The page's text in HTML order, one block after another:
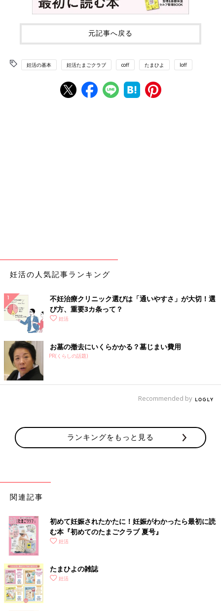
元記事へ戻る
妊活の基本 妊活たまごクラブ coff たまひよ loff
妊活の人気記事ランキング
不妊治療クリニック選びは「通いやすさ」が大切！選
び方、重要3カ条って？
妊活
お墓の撤去にいくらかかる？墓じまい費用
PR(くらしの話題)
Recommended by
ランキングをもっと見る
関連記事
初めて妊娠されたかたに！妊娠がわかったら最初に読
む本『初めてのたまごクラブ 夏号』
妊活
たまひよの雑誌
妊活